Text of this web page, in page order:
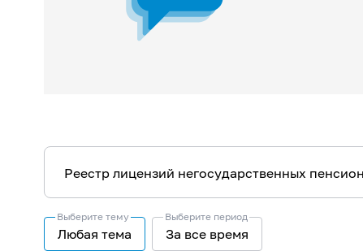
Выберите тему
Любая тема
Выберите период
За все время